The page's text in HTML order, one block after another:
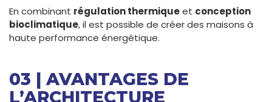
En combinant régulation thermiqueet conception
bioclimatique, il est possible de créer des maisons à
haute performance énergétique.
03 | AVANTAGES DE
L’ARCHITECTURE